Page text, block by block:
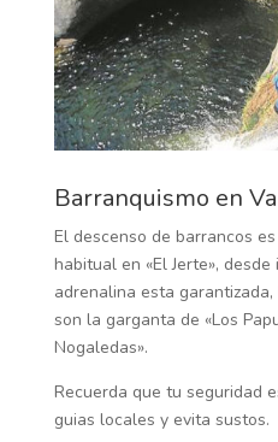
Barranquismo en
El descenso de barrancos
habitual en «El Jerte»,
adrenalina esta
son la garganta de «Los
Nogaledas».
Recuerda que tu seguridad
guias locales y evita sustos.